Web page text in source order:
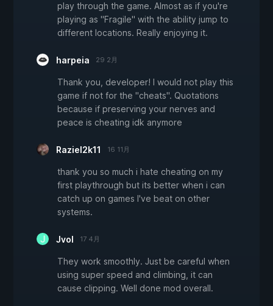
play through the game. Almost as if you're
playing as "Fragile" with the ability jump to
different locations. Really enjoying it.
harpeia 29 2月
Thank you, developer! I would not play this
game if not for the "cheats". Quotations
because if preserving your nerves and
peace is cheating idk anymore
Raziel2k11 16 11月
thank you so much i hate cheating on my
first playthrough but its better when i can
catch up on games I've beat on other
systems.
Jvol 17 4月
They work smoothly. Just be careful when
using super speed and climbing, it can
cause clipping. Well done mod overall.